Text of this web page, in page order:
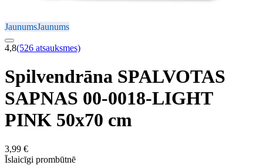
JaunumsJaunums
4,8(526 atsauksmes)
Spilvendrāna SPALVOTAS
SAPNAS 00-0018-LIGHT
PINK 50x70 cm
3,99 €
Īslaicīgi prombūtnē